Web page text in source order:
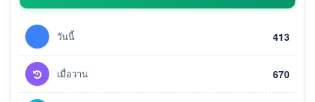
วันนี้ 413
เมื่อวาน 670